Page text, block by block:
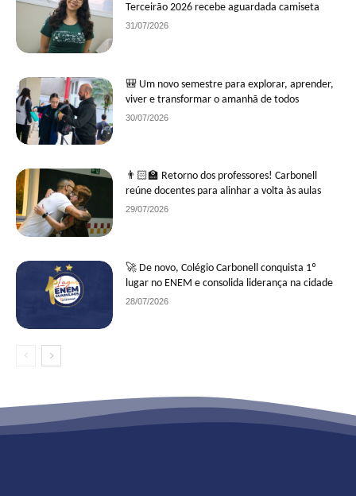
Terceirão 2026 recebe aguardada camiseta
31/07/2026
🎒 Um novo semestre para explorar, aprender,
viver e transformar o amanhã de todos
30/07/2026
👨🏻‍🏫 Retorno dos professores! Carbonell
reúne docentes para alinhar a volta às aulas
29/07/2026
🚀 De novo, Colégio Carbonell conquista 1º
lugar no ENEM e consolida liderança na cidade
28/07/2026